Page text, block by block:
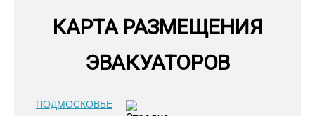
КАРТА РАЗМЕЩЕНИЯ
ЭВАКУАТОРОВ
ПОДМОСКОВЬЕ